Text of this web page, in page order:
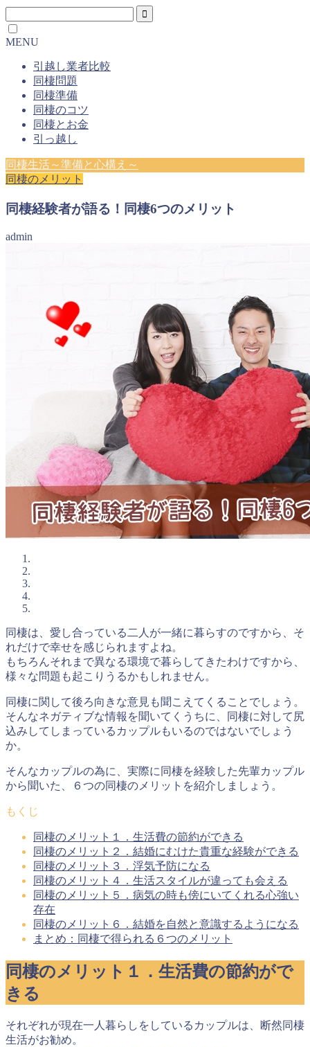
MENU
引越し業者比較
同棲問題
同棲準備
同棲のコツ
同棲とお金
引っ越し
同棲生活～準備と心構え～
同棲のメリット
同棲経験者が語る！同棲6つのメリット
admin
同棲は、愛し合っている二人が一緒に暮らすのですから、そ
れだけで幸せを感じられますよね。
もちろんそれまで異なる環境で暮らしてきたわけですから、
様々な問題も起こりうるかもしれません。
同棲に関して後ろ向きな意見も聞こえてくることでしょう。
そんなネガティブな情報を聞いてくうちに、同棲に対して尻
込みしてしまっているカップルもいるのではないでしょう
か。
そんなカップルの為に、実際に同棲を経験した先輩カップル
から聞いた、６つの同棲のメリットを紹介しましょう。
もくじ
同棲のメリット１．生活費の節約ができる
同棲のメリット２．結婚にむけた貴重な経験ができる
同棲のメリット３．浮気予防になる
同棲のメリット４．生活スタイルが違っても会える
同棲のメリット５．病気の時も傍にいてくれる心強い
存在
同棲のメリット６．結婚を自然と意識するようになる
まとめ：同棲で得られる６つのメリット
同棲のメリット１．生活費の節約がで
きる
それぞれが現在一人暮らしをしているカップルは、断然同棲
生活がお勧め。